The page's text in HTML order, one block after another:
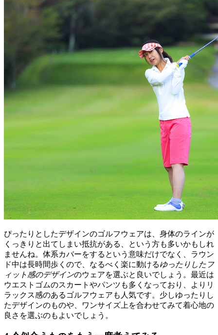
ぴったりとしたデザインのゴルフウェアは、身体のラインが
くっきりと出てしまい抵抗がある、という方も多いかもしれ
ませんね。体系カバーをするという意味だけでなく、ラウン
ド中は長時間歩くので、なるべく楽に動けるゆったりしたフ
ィット感のデザインのウェアを選ぶと良いでしょう。最近は
ウエストゴムのスカートやパンツも多くなっており、よりリ
ラックス感のあるゴルフウェアも人気です。少しゆったりし
たデザインのものや、ワンサイズ上を合わせてみて着心地の
良さを選ぶのもよいでしょう。